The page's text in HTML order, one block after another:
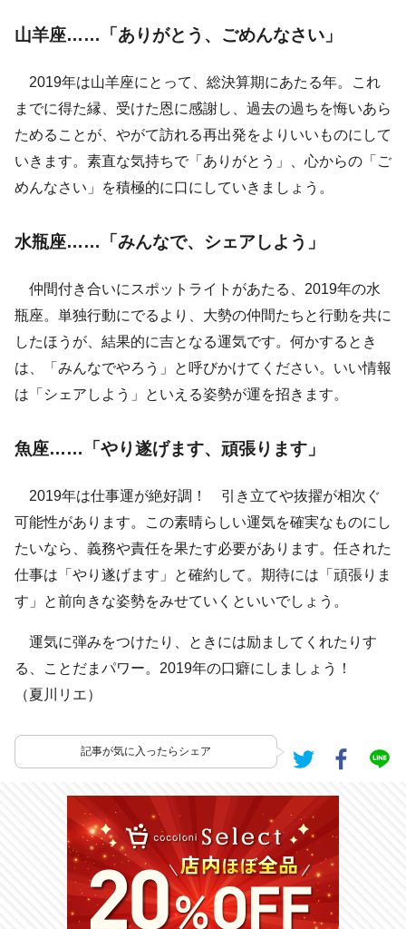
山羊座……「ありがとう、ごめんなさい」
2019年は山羊座にとって、総決算期にあたる年。これ
までに得た縁、受けた恩に感謝し、過去の過ちを悔いあら
ためることが、やがて訪れる再出発をよりいいものにして
いきます。素直な気持ちで「ありがとう」、心からの「ご
めんなさい」を積極的に口にしていきましょう。
水瓶座……「みんなで、シェアしよう」
仲間付き合いにスポットライトがあたる、2019年の水
瓶座。単独行動にでるより、大勢の仲間たちと行動を共に
したほうが、結果的に吉となる運気です。何かするとき
は、「みんなでやろう」と呼びかけてください。いい情報
は「シェアしよう」といえる姿勢が運を招きます。
魚座……「やり遂げます、頑張ります」
2019年は仕事運が絶好調！ 引き立てや抜擢が相次ぐ
可能性があります。この素晴らしい運気を確実なものにし
たいなら、義務や責任を果たす必要があります。任された
仕事は「やり遂げます」と確約して。期待には「頑張りま
す」と前向きな姿勢をみせていくといいでしょう。
運気に弾みをつけたり、ときには励ましてくれたりす
る、ことだまパワー。2019年の口癖にしましょう！
（夏川リエ）
記事が気に入ったらシェア